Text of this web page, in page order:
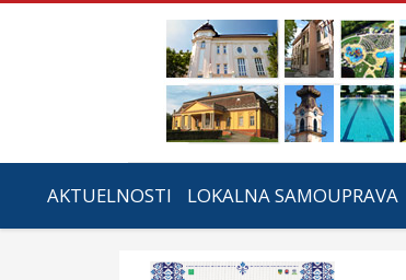
AKTUELNOSTI LOKALNA SAMOUPRAVA